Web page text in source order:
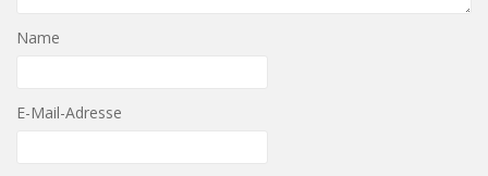
Name
E-Mail-Adresse